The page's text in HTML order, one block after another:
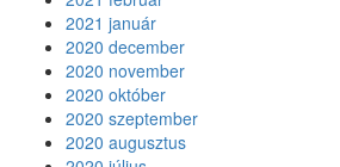
2021 január
2020 december
2020 november
2020 október
2020 szeptember
2020 augusztus